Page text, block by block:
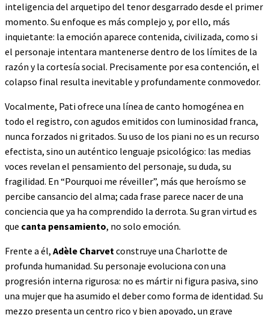
inteligencia del arquetipo del tenor desgarrado desde el primer
momento. Su enfoque es más complejo y, por ello, más
inquietante: la emoción aparece contenida, civilizada, como si
el personaje intentara mantenerse dentro de los límites de la
razón y la cortesía social. Precisamente por esa contención, el
colapso final resulta inevitable y profundamente conmovedor.
Vocalmente, Pati ofrece una línea de canto homogénea en
todo el registro, con agudos emitidos con luminosidad franca,
nunca forzados ni gritados. Su uso de los piani no es un recurso
efectista, sino un auténtico lenguaje psicológico: las medias
voces revelan el pensamiento del personaje, su duda, su
fragilidad. En “Pourquoi me réveiller”, más que heroísmo se
percibe cansancio del alma; cada frase parece nacer de una
conciencia que ya ha comprendido la derrota. Su gran virtud es
que canta pensamiento, no solo emoción.
Frente a él, Adèle Charvetconstruye una Charlotte de
profunda humanidad. Su personaje evoluciona con una
progresión interna rigurosa: no es mártir ni figura pasiva, sino
una mujer que ha asumido el deber como forma de identidad. Su
mezzo presenta un centro rico y bien apoyado, un grave